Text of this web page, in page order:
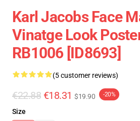
Karl Jacobs Face
Vinatge Look
RB1006 [ID8693]
(5 customer reviews)
€22.88 €18.31 $19.90 -20%
Size